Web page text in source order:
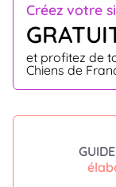
Créez votre
et profitez de
Chiens de